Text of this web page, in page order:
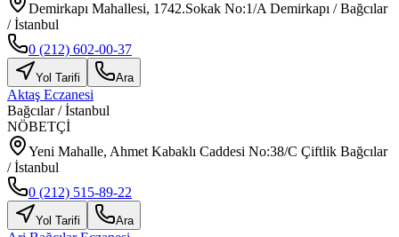
Demirkapı Mahallesi, 1742.Sokak No:1/A Demirkapı / Bağcılar
/ İstanbul
0 (212) 602-00-37
Yol Tarifi Ara
Aktaş Eczanesi
Bağcılar/İstanbul
NÖBETÇİ
Yeni Mahalle, Ahmet Kabaklı Caddesi No:38/C Çiftlik Bağcılar
/ İstanbul
0 (212) 515-89-22
Yol Tarifi Ara